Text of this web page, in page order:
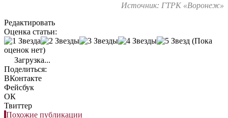
Источник: ГТРК «Воронеж»
Редактировать
Оценка статьи:
(Пока
оценок нет)
Загрузка...
Поделиться:
ВКонтакте
Фейсбук
ОК
Твиттер
Похожие публикации